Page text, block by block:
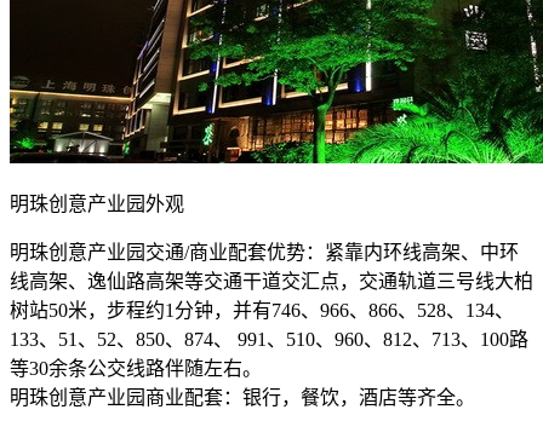
明珠创意产业园外观
明珠创意产业园交通/商业配套优势：紧靠内环线高架、中环
线高架、逸仙路高架等交通干道交汇点，交通轨道三号线大柏
树站50米，步程约1分钟，并有746、966、866、528、134、
133、51、52、850、874、 991、510、960、812、713、100路
等30余条公交线路伴随左右。
明珠创意产业园商业配套：银行，餐饮，酒店等齐全。